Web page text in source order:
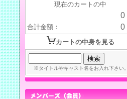
現在のカートの中
0
合計金額：
0
カートの中身を見る
※タイトルやキャスト名をお入れ下さい。